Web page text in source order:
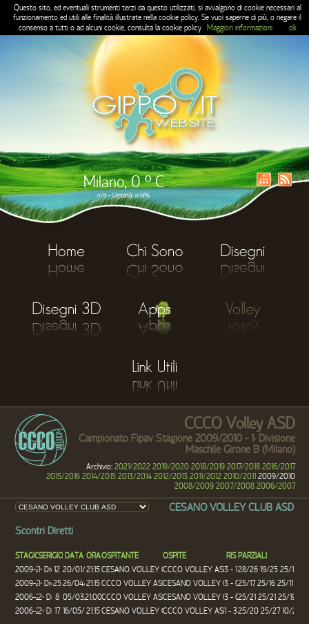
Milano, 0 ° C
n/d - Umidità: n/d%
CCCO Volley ASD
Campionato Fipav Stagione 2009/2010 - 1a
Divisione
Maschile Girone B (Milano)
Archivio: 2021/2022 2019/2020 2018/2019 2017/2018 2016/2017
2015/2016 2014/2015 2013/2014 2012/2013 2011/2012 2010/2011 2009/2010
2008/2009 2007/2008 2006/2007
CESANO VOLLEY CLUB ASD
Scontri Diretti
STAGIONE
SERIEGIORDATA ORAOSPITANTE OSPITE RIS PARZIALI
2009-2010
1aDiv 12 20/01/2010
21:15CESANO VOLLEY CLUB ASDCCCO VOLLEY ASD3 - 128/26 19/25 25/17
2009-2010
1aDiv2526/04/2010
21:15CCCO VOLLEY ASDCESANO VOLLEY CLUB ASD
3 - 025/17 25/16 25/11
2006-2007
2aDiv8 05/03/2007
21:00CCCO VOLLEY ASDCESANO VOLLEY CLUB ASD
3 - 025/21 25/21 25/19
2006-2007
2aDiv17 16/05/2007
21:15CESANO VOLLEY CLUB ASDCCCO VOLLEY ASD1 - 325/20 25/27 10/25
Questo sito, ed eventuali strumenti terzi da questo utilizzati, si avvalgono di cookie necessari al
funzionamento ed utili alle finalità illustrate nella cookie policy. Se vuoi saperne di più, o negare il
consenso a tutti o ad alcuni cookie, consulta la cookie policy
Maggiori informazioni ok